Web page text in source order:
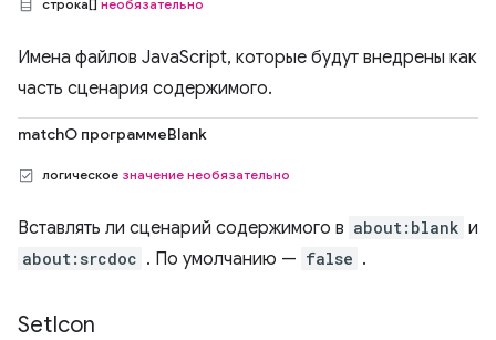
строка[] необязательно
Имена файлов JavaScript, которые будут внедрены как
часть сценария содержимого.
matchО программеBlank
логическое значение необязательно
Вставлять ли сценарий содержимого в about:blank и
about:srcdoc . По умолчанию — false .
SetIcon